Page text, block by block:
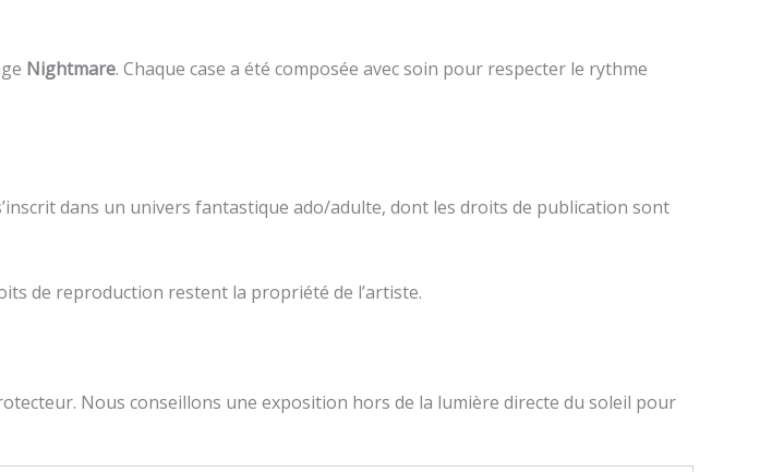
Nightmare. Chaque case a été composée avec soin pour respecter le rythme
dans un univers fantastique ado/adulte, dont les droits de publication sont
de reproduction restent la propriété de l’artiste.
Nous conseillons une exposition hors de la lumière directe du soleil pour